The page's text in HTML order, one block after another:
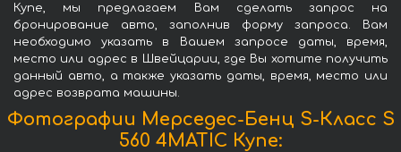
Купе, мы предлагаем Вам сделать запрос на
бронирование авто, заполнив форму запроса. Вам
необходимо указать в Вашем запросе даты, время,
место или адрес в Швейцарии, где Вы хотите получить
данный авто, а также указать даты, время, место или
адрес возврата машины.
Фотографии Мерседес-Бенц S-Класс S
560 4MATIC Купе: